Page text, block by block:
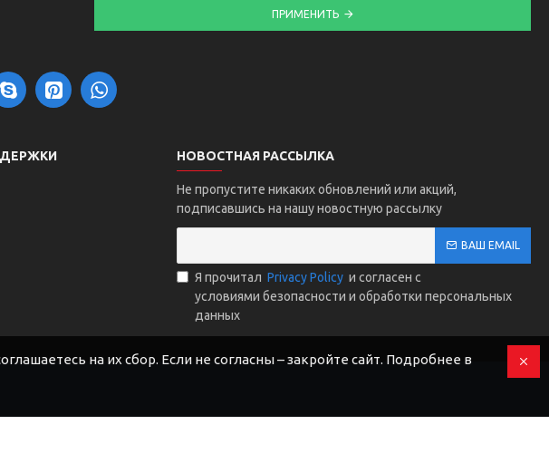
ПРИМЕНИТЬ
НОВОСТНАЯ РАССЫЛКА
Не пропустите никаких обновлений или акций,
подписавшись на нашу новостную рассылку
ВАШ EMAIL
Я прочитал Privacy Policy и согласен с
условиями безопасности и обработки персональных
данных
на их сбор. Если не согласны – закройте сайт. Подробнее в